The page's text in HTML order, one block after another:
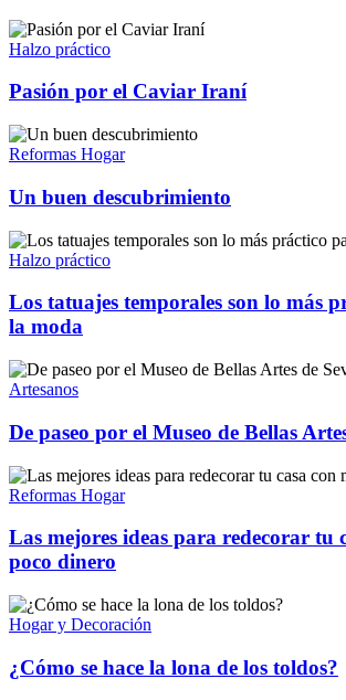
Halzo práctico
Pasión por el Caviar Iraní
Reformas Hogar
Un buen descubrimiento
Halzo práctico
Los tatuajes temporales son lo más
la moda
Artesanos
De paseo por el Museo de Bellas
Reformas Hogar
Las mejores ideas para redecorar tu
poco dinero
Hogar y Decoración
¿Cómo se hace la lona de los toldos?